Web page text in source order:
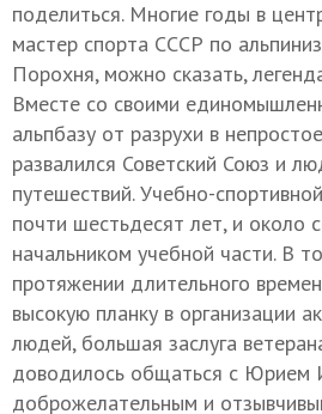
поделиться. Многие годы в
мастер спорта СССР по
Порохня, можно сказать,
Вместе со своими
альпбазу от разрухи в
развалился Советский Союз и
путешествий. Учебно-
почти шестьдесят лет, и около
начальником учебной части. В
протяжении длительного
высокую планку в организации
людей, большая заслуга
доводилось общаться с Юрием
доброжелательным и